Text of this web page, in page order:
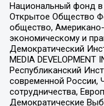
Национальный фонд в
Открытое Общество
общество,
экономическому и
Демократический
MEDIA
Республиканский
современной России,
сотрудничества,
Демократические